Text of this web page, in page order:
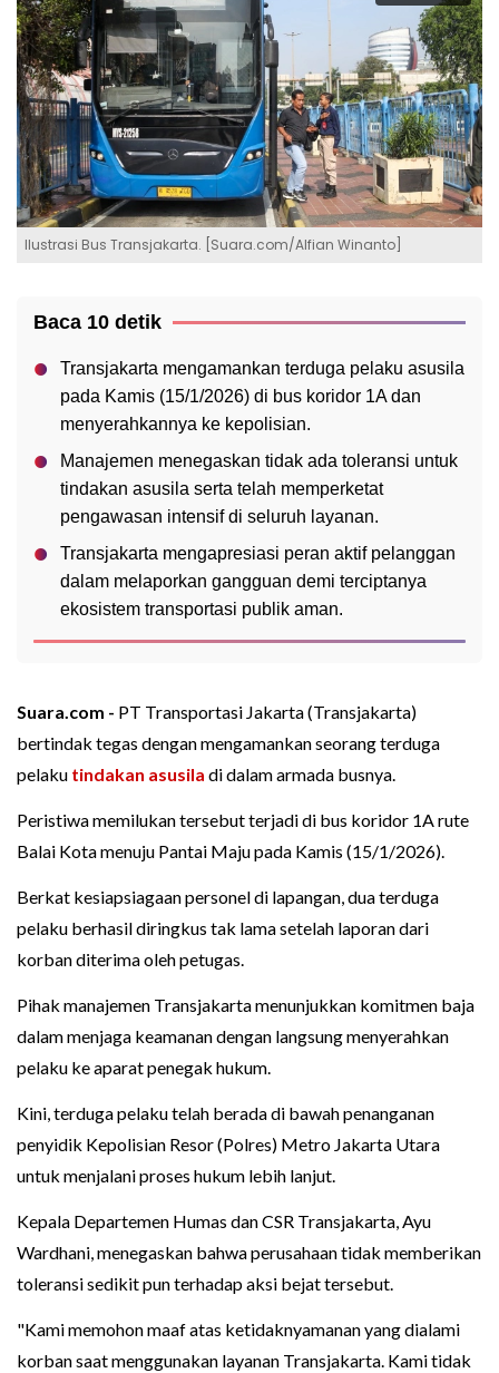
Ilustrasi Bus Transjakarta. [Suara.com/Alfian Winanto]
Baca 10 detik
Transjakarta mengamankan terduga pelaku asusila
pada Kamis (15/1/2026) di bus koridor 1A dan
menyerahkannya ke kepolisian.
Manajemen menegaskan tidak ada toleransi untuk
tindakan asusila serta telah memperketat
pengawasan intensif di seluruh layanan.
Transjakarta mengapresiasi peran aktif pelanggan
dalam melaporkan gangguan demi terciptanya
ekosistem transportasi publik aman.
Suara.com - PT Transportasi Jakarta (Transjakarta)
bertindak tegas dengan mengamankan seorang terduga
pelaku tindakan asusila di dalam armada busnya.
Peristiwa memilukan tersebut terjadi di bus koridor 1A rute
Balai Kota menuju Pantai Maju pada Kamis (15/1/2026).
Berkat kesiapsiagaan personel di lapangan, dua terduga
pelaku berhasil diringkus tak lama setelah laporan dari
korban diterima oleh petugas.
Pihak manajemen Transjakarta menunjukkan komitmen baja
dalam menjaga keamanan dengan langsung menyerahkan
pelaku ke aparat penegak hukum.
Kini, terduga pelaku telah berada di bawah penanganan
penyidik Kepolisian Resor (Polres) Metro Jakarta Utara
untuk menjalani proses hukum lebih lanjut.
Kepala Departemen Humas dan CSR Transjakarta, Ayu
Wardhani, menegaskan bahwa perusahaan tidak memberikan
toleransi sedikit pun terhadap aksi bejat tersebut.
"Kami memohon maaf atas ketidaknyamanan yang dialami
korban saat menggunakan layanan Transjakarta. Kami tidak